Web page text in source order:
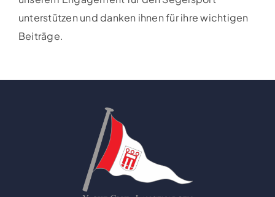
unterstützen und danken ihnen für ihre wichtigen
Beiträge.